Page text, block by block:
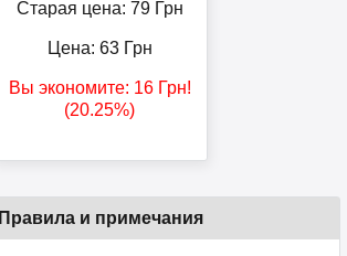
Старая цена: 79Грн
Цена: 63Грн
Вы экономите: 16Грн!
(20.25%)
Правила и примечания